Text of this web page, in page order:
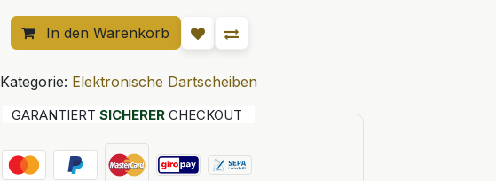
In den Warenkorb
Kategorie: Elektronische Dartscheiben
GARANTIERT SICHERERCHECKOUT